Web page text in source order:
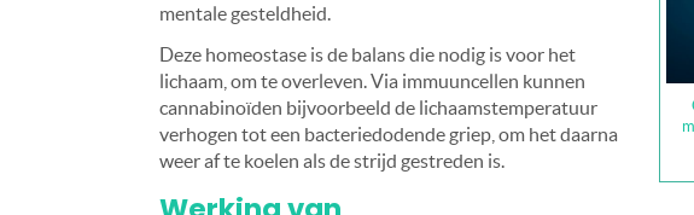
mentale gesteldheid.
Deze homeostase is de balans die nodig is voor het
lichaam, om te overleven. Via immuuncellen kunnen
cannabinoïden bijvoorbeeld de lichaamstemperatuur
verhogen tot een bacteriedodende griep, om het daarna
weer af te koelen als de strijd gestreden is.